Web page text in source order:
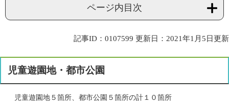
ページ内目次
記事ID：0107599 更新日：2021年1月5日更新
児童遊園地・都市公園
児童遊園地５箇所、都市公園５箇所の計１０箇所